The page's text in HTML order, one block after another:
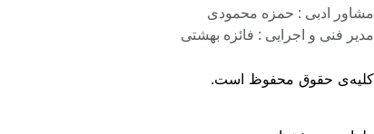
مشاور ادبی : حمزه محمودی
مدیر فنی و اجرایی : فائزه بهشتی
کلیه‌ی حقوق محفوظ است.